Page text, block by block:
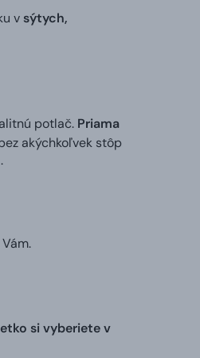
vsýtych,
potlač. Priama
akýchkoľvek stôp
si vyberiete v